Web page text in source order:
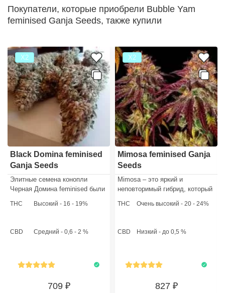
Покупатели, которые приобрели Bubble Yam
feminised Ganja Seeds, также купили
Х2
Black Domina feminised
Ganja Seeds
Элитные семена конопли
Черная Домина feminised были
GanjaSeeds путем
Hash Plant и Canadian Ortega.
THC Высокий - 16 - 19%
CBD Средний - 0,6 - 2 %
709
Х2
Mimosa feminised Ganja
Seeds
Mimosa – это яркий и
неповторимый гибрид, который
среди любителей каннабиса и
THC Очень высокий - 20 - 24%
CBD Низкий - до 0,5 %
827